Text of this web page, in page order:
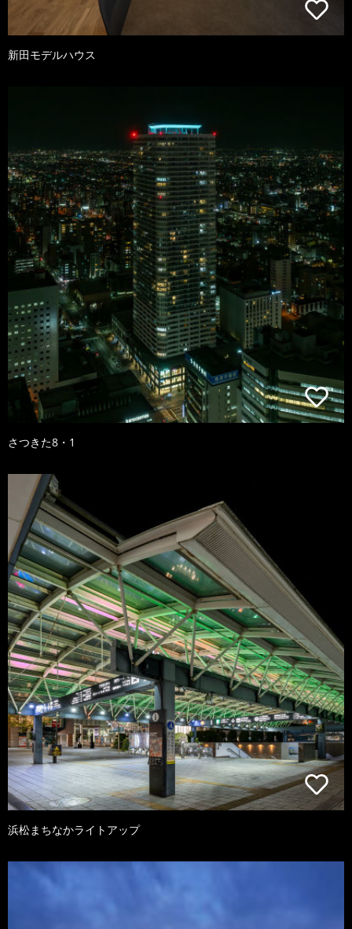
新田モデルハウス
さつきた8・1
浜松まちなかライトアップ